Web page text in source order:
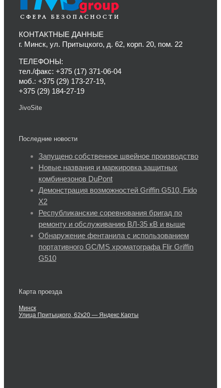
КОНТАКТНЫЕ ДАННЫЕ
г. Минск, ул. Притыцкого, д. 62, корп. 20, пом. 22
ТЕЛЕФОНЫ:
тел./факс: +375 (17) 371-06-04
моб.: +375 (29) 173-27-19,
+375 (29) 184-27-19
JivoSite
Последние новости
Запущено собственное швейное производство
Новые названия и маркировка защитных
комбинезонов DuPont
Демонстрация возможностей Griffin G510, Fido
X2
Республиканские соревнования бригад по
ремонту и обслуживанию ВЛ-35 кВ и выше
Обнаружение фентанила с использованием
портативного GC/MS хроматографа Flir Griffin
G510
Карта проезда
Минск
Улица Притыцкого, 62к20 — Яндекс Карты